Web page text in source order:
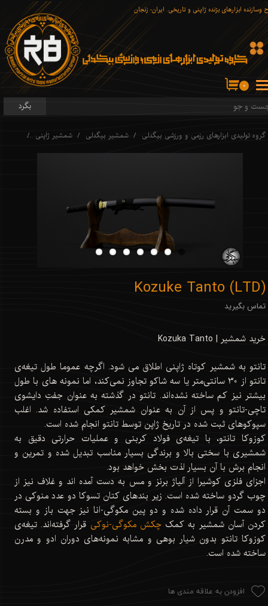
وسازنده ابزارهای برّنده ژاپنی و تاریخی. ایران- زنجان
۰
بگرد
گروه تولیدی ابزارهای رزمی و ورزشی بیگدلی شمشیر بیگدلی شمشیر ژاپنی
Kozuke Tanto (LTD)
تماس بگیرید
خرید شمشیر | Kozuka Tanto
تانتو به شمشیر کوتاه ژاپنی اطلاق می شود. اگرچه عموما طول تیغه‌ی
تانتو از 30 سانتی‌متر یا سه شاکو تجاوز نمی‌کند، اما نمونه های با طول
بیشتر نیز کم ساخته نشده‌اند. تانتو در گذشته به عنوان جفتِ دایشوی
تاچی-تانتو و پس از آن به عنوان شمشیر کمکی استفاده شد. اغلب
سپوکوهای ثبت شده در تاریخ ژاپن توسط تانتو انجام شده است.
کوزوکا تانتو، با تیغه‌ی فولاد کربنی و عملیات حرارتی دقیق به
شمشیری با سختی بالا و برندگی بسیار مناسب تبدیل شده و تمرین و
انجام برش با آن بسیار لذت بخش خواهد بود.
اجزای فلزی کوشیرا از آلیاژ برنز و مس به دست آمده اند و غلاف نیز از
چوب گردو ساخته شده است. زیر بندهای کتان تسوکا دو عدد منوکی در
دو سمت آن قرار داده شده و دو پین مکوگی-انا نیز جهت باز و بسته
کردن آسان شمشیر به کمکچکش مکوگی-نوکی قرار گرفته‌اند. تیغه‌ی
کوزوکا تانتو بدون شیار بوهی و مشابه نمونه‌های دوران ادو و مدرن
ساخته شده است.
افزودن به علاقه مندی ها